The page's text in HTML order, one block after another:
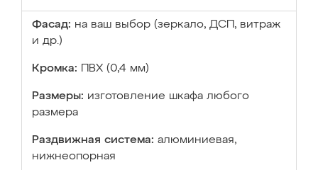
Фасад: на ваш выбор (зеркало, ДСП, витраж
и др.)
Кромка: ПВХ (0,4 мм)
Размеры: изготовление шкафа любого
размера
Раздвижная система: алюминиевая,
нижнеопорная